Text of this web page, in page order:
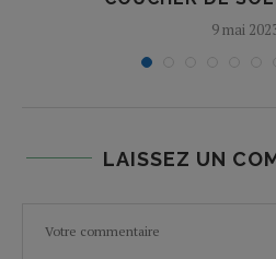
9 mai
LAISSEZ UN